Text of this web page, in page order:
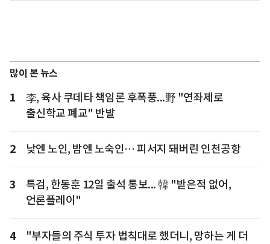
많이 본 뉴스
1
李, 육사 쿠데타 책임론 후폭풍...野 "연좌제로
출신학교 폐교" 반발
2 낮엔 노인, 밤엔 노숙인… 피서지 돼버린 인천공항
3
특검, 한동훈 12일 출석 통보... 韓 "받은적 없어,
언론플레이"
4
"부자들의 주식 투자 법칙대로 했더니, 망하는 게 더